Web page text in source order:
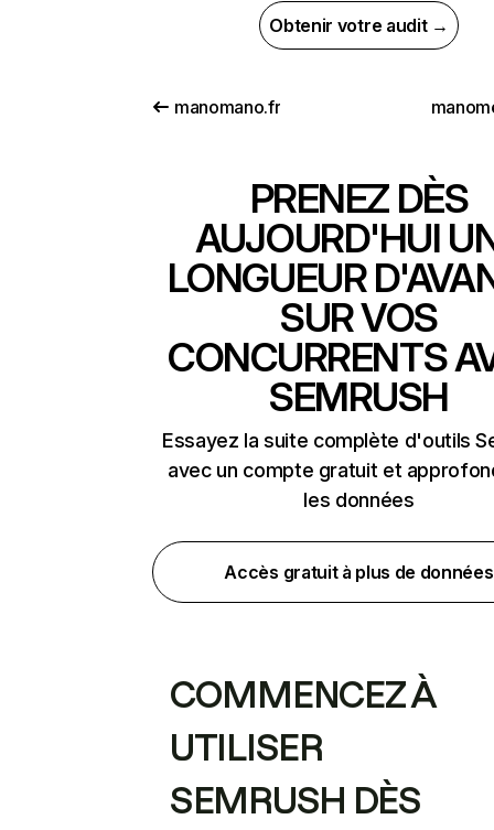
Obtenir votre audit →
manomano.fr
PRENEZ DÈS
AUJOURD'HUI
LONGUEUR
SUR VOS
CONCURRENTS
SEMRUSH
Essayez la suite complète d'outils
avec un compte gratuit et
les données
Accès gratuit à plus de données
COMMENCEZ À
UTILISER
SEMRUSH DÈS